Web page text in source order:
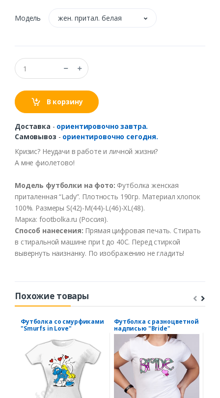
Модель жен. притал. белая
В корзину
Доставка - ориентировочно завтра.
Самовывоз - ориентировочно сегодня.
Кризис? Неудачи вработе иличной жизни?
А мне фиолетово!
Модель футболки на фото: Футболка женская
приталенная “Lady”. Плотность 190гр. Материал хлопок
100%. Размеры S(42)-M(44)-L(46)-XL(48).
Марка: footbolka.ru (Россия).
Способ нанесения: Прямая цифровая печать. Стирать
в стиральной машине при tдо 40С. Перед стиркой
вывернуть наизнанку. По изображению не гладить!
Похожие товары
Футболка со смурфиками
"Smurfs in Love"
Футболка с разноцветной
надписью "Bride"